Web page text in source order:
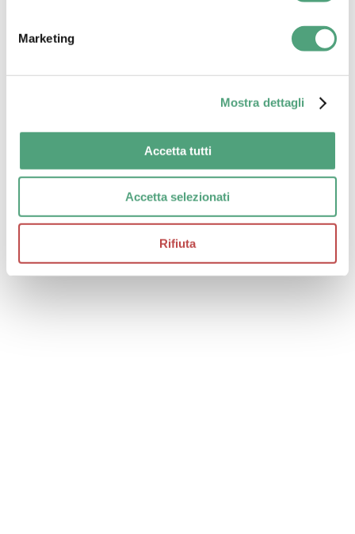
Marketing
Mostra dettagli
Accetta tutti
Accetta selezionati
Rifiuta